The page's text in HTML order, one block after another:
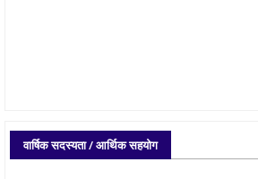
वार्षिक सदस्यता / आर्थिक सहयोग